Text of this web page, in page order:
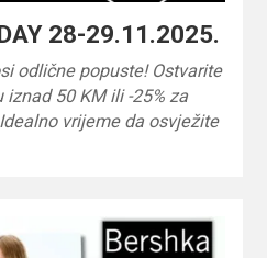
28-29.11.2025.
odlične popuste! Ostvarite
iznad 50 KM ili -25% za
vrijeme da osvježite